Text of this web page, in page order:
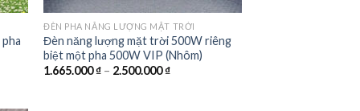
ĐÈN PHA NĂNG LƯỢNG MẶT TRỜI
Đèn năng lượng mặt trời 500W riêng
biệt một pha 500W VIP (Nhôm)
1.665.000₫ – 2.500.000₫Khoảng